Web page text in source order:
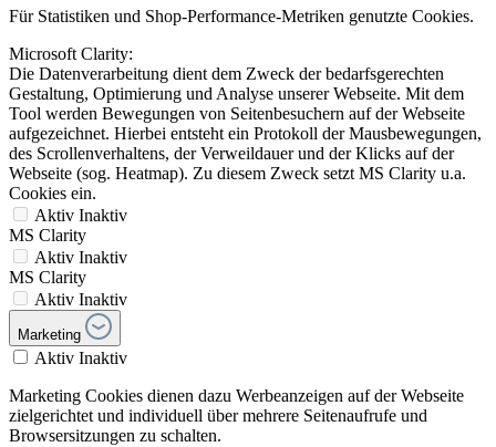
Für Statistiken und Shop-Performance-Metriken genutzte Cookies.
Microsoft Clarity:
Die Datenverarbeitung dient dem Zweck der bedarfsgerechten
Gestaltung, Optimierung und Analyse unserer Webseite. Mit dem
Tool werden Bewegungen von Seitenbesuchern auf der Webseite
aufgezeichnet. Hierbei entsteht ein Protokoll der Mausbewegungen,
des Scrollenverhaltens, der Verweildauer und der Klicks auf der
Webseite (sog. Heatmap). Zu diesem Zweck setzt MS Clarity u.a.
Cookies ein.
Aktiv Inaktiv
MS Clarity
Aktiv Inaktiv
MS Clarity
Aktiv Inaktiv
Marketing
Aktiv Inaktiv
Marketing Cookies dienen dazu Werbeanzeigen auf der Webseite
zielgerichtet und individuell über mehrere Seitenaufrufe und
Browsersitzungen zu schalten.